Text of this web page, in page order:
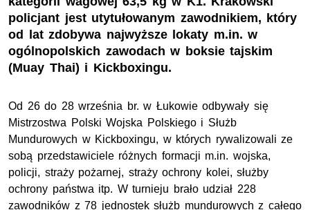
policjant jest utytułowanym zawodnikiem, który
od lat zdobywa najwyższe lokaty m.in. w
ogólnopolskich zawodach w boksie tajskim
(Muay Thai) i Kickboxingu.
Od 26 do 28 września br. w Łukowie odbywały się
Mistrzostwa Polski Wojska Polskiego i Służb
Mundurowych w Kickboxingu, w których rywalizowali ze
sobą przedstawiciele różnych formacji m.in. wojska,
policji, straży pożarnej, straży ochrony kolei, służby
ochrony państwa itp. W turnieju brało udział 228
zawodników z 78 jednostek służb mundurowych z całego